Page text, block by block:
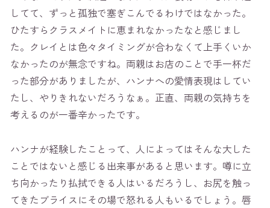
してて、ずっと孤独で塞ぎこんでるわけではなかった。
ひたすらクラスメイトに恵まれなかったなと感じまし
た。クレイとは色々タイミングが合わなくて上手くいか
なかったのが無念ですね。両親はお店のことで手一杯だ
った部分がありましたが、ハンナへの愛情表現はしてい
たし、やりきれないだろうなぁ。正直、両親の気持ちを
考えるのが一番辛かったです。
ハンナが経験したことって、人によってはそんな大した
ことではないと感じる出来事があると思います。噂に立
ち向かったり払拭できる人はいるだろうし、お尻を触っ
てきたブライスにその場で怒れる人もいるでしょう。唇